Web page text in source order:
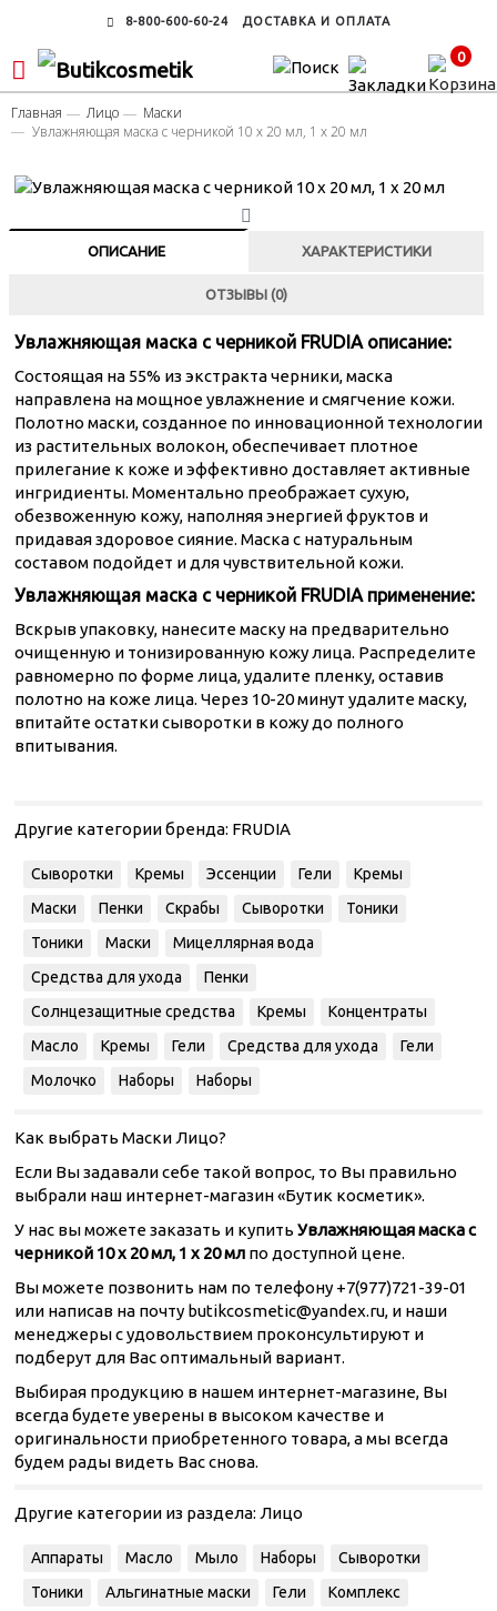
8-800-600-60-24 ДОСТАВКА И ОПЛАТА
0
Главная Лицо
Маски
Увлажняющая маска с черникой 10 х 20 мл, 1 х 20 мл
ОПИСАНИЕ ХАРАКТЕРИСТИКИ
ОТЗЫВЫ (0)
Увлажняющая маска с черникой FRUDIA описание:
Состоящая на 55% из экстракта черники, маска
направлена на мощное увлажнение и смягчение кожи.
Полотно маски, созданное по инновационной технологии
из растительных волокон, обеспечивает плотное
прилегание к коже и эффективно доставляет активные
ингридиенты. Моментально преображает сухую,
обезвоженную кожу, наполняя энергией фруктов и
придавая здоровое сияние. Маска с натуральным
составом подойдет и для чувствительной кожи.
Увлажняющая маска с черникой FRUDIA применение:
Вскрыв упаковку, нанесите маску на предварительно
очищенную и тонизированную кожу лица. Распределите
равномерно по форме лица, удалите пленку, оставив
полотно на коже лица. Через 10-20 минут удалите маску,
впитайте остатки сыворотки в кожу до полного
впитывания.
Другие категории бренда: FRUDIA
Сыворотки Кремы Эссенции Гели
Кремы
Маски
Пенки Скрабы Сыворотки
Тоники
Тоники
Маски
Мицеллярная вода
Средства для ухода
Пенки
Солнцезащитные средства
Кремы
Концентраты
Масло
Кремы Гели Средства для ухода
Гели
Молочко
Наборы Наборы
Как выбрать Маски Лицо?
Если Вы задавали себе такой вопрос, то Вы правильно
выбрали наш интернет-магазин «Бутик косметик».
У нас вы можете заказать и купить Увлажняющая маска с
черникой 10 х 20 мл, 1 х 20 мл по доступной цене.
Вы можете позвонить нам по телефону +7(977)721-39-01
или написав на почту butikcosmetic@yandex.ru, и наши
менеджеры с удовольствием проконсультируют и
подберут для Вас оптимальный вариант.
Выбирая продукцию в нашем интернет-магазине, Вы
всегда будете уверены в высоком качестве и
оригинальности приобретенного товара, а мы всегда
будем рады видеть Вас снова.
Другие категории из раздела: Лицо
Аппараты Масло Мыло Наборы
Сыворотки
Тоники
Альгинатные маски Гели
Комплекс